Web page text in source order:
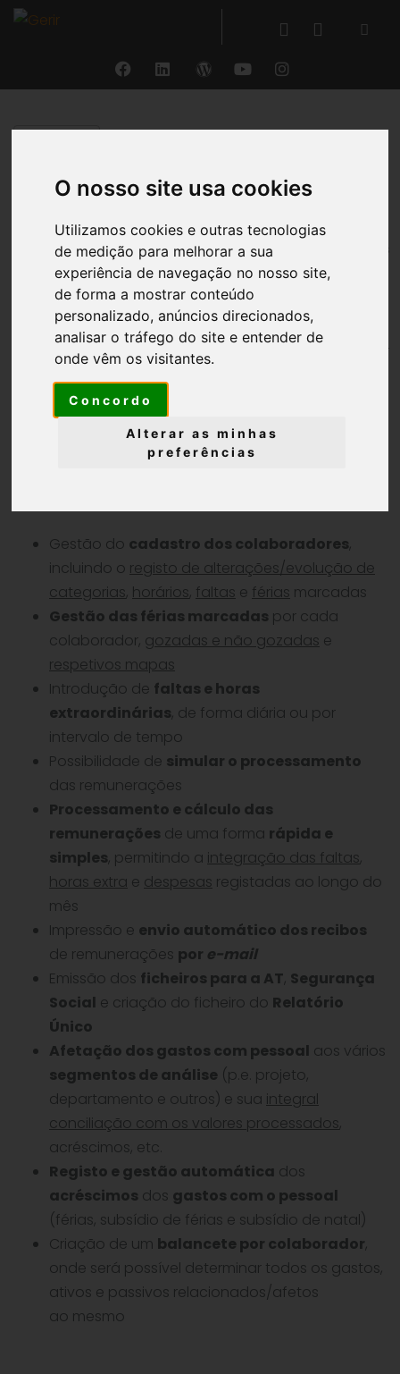
O nosso site usa cookies
Utilizamos cookies e outras tecnologias
de medição para melhorar a sua
experiência de navegação no nosso site,
de forma a mostrar conteúdo
personalizado, anúncios direcionados,
analisar o tráfego do site e entender de
onde vêm os visitantes.
Concordo
Alterar as minhas
preferências
RH Processamento
O GERIR®permite agestão curricular dos
colaboradores, assegurando oprocessamento
das remunerações em Portugal e
respetivaintegração individual na
contabilidade , permitindo assim aextração de
um balancete por cada colaborador
todos os gastos, ativos e passivos relacionados ou
afetos ao mesmo.
Gestão do cadastro dos colaboradores,
incluindo o registo de alterações/evolução de
categorias, horários, faltas e férias marcadas
Gestão das férias marcadas por cada
colaborador, gozadas e não gozadas e
respetivos mapas
Introdução de faltas e horas
extraordinárias, de forma diária ou por
intervalo de tempo
Possibilidade de simular o processamento
das remunerações
Processamento e cálculo das
remunerações de uma forma rápida e
simples, permitindo a integração das faltas,
horas extra e despesas registadas ao longo do
mês
Impressão e envio automático dos recibos
de remunerações por e-mail
Emissão dos ficheiros para a AT, Segurança
Social e criação do ficheiro do Relatório
Único
Afetação dos gastos com pessoal aos vários
segmentos de análise (p.e. projeto,
departamento e outros) e sua integral
conciliação com os valores processados,
acréscimos, etc.
Registo e gestão automática dos
acréscimos dos gastos com o pessoal
(férias, subsídio de férias e subsídio de natal)
Criação de um balancete por colaborador,
onde será possível determinar todos os gastos,
ativos e passivos relacionados/afetos
ao mesmo